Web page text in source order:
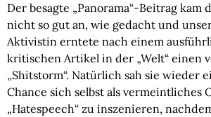
Der besagte „Panorama“-Beitrag kam
nicht so gut an, wie gedacht und
Aktivistin erntete nach einem
kritischen Artikel in der „Welt“ einen
„Shitstorm“. Natürlich sah sie wieder
Chance sich selbst als vermeintliches
„Hatespeech“ zu inszenieren,